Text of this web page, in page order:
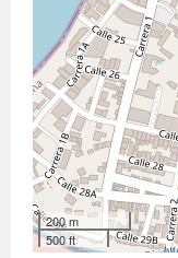
200 m
500 ft